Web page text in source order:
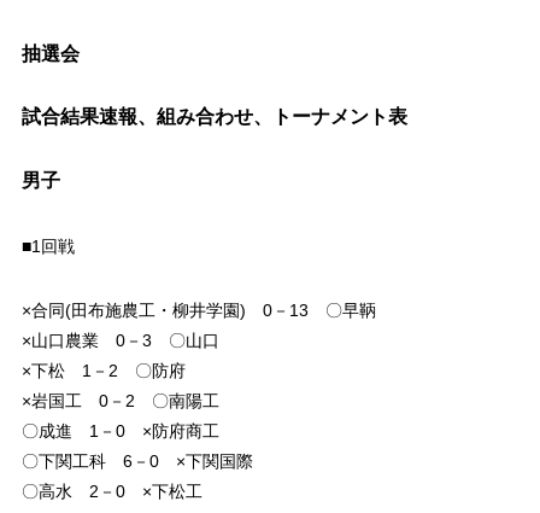
抽選会
試合結果速報、組み合わせ、トーナメント表
男子
■1回戦
×合同(田布施農工・柳井学園) 0－13 〇早鞆
×山口農業 0－3 〇山口
×下松 1－2 〇防府
×岩国工 0－2 〇南陽工
〇成進 1－0 ×防府商工
〇下関工科 6－0 ×下関国際
〇高水 2－0 ×下松工